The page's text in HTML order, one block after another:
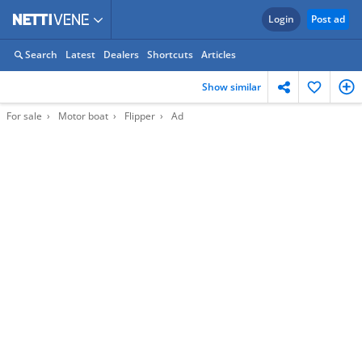
Login Post ad
Search Latest Dealers Shortcuts Articles
Show similar
For sale Motor boat Flipper Ad